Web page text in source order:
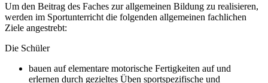
Um den Beitrag des Faches zur allgemeinen Bildung zu realisieren,
werden im Sportunterricht die folgenden allgemeinen fachlichen
Ziele angestrebt:
Die Schüler
bauen auf elementare motorische Fertigkeiten auf und
erlernen durch gezieltes Üben sportspezifische und